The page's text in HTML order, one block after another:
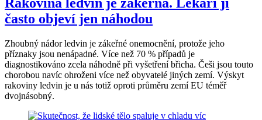
Rakovina ledvin je zákeřná. Lékaři ji
často objeví jen náhodou
Zhoubný nádor ledvin je zákeřné onemocnění, protože jeho
příznaky jsou nenápadné. Více než 70 % případů je
diagnostikováno zcela náhodně při vyšetření břicha. Češi jsou touto
chorobou navíc ohroženi více než obyvatelé jiných zemí. Výskyt
rakoviny ledvin je u nás totiž oproti průměru zemí EU téměř
dvojnásobný.